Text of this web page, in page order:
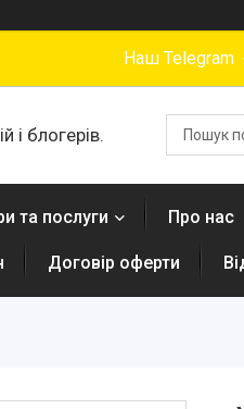
Наш Telegram
і блогерів.
та послуги Про нас
Договір оферти